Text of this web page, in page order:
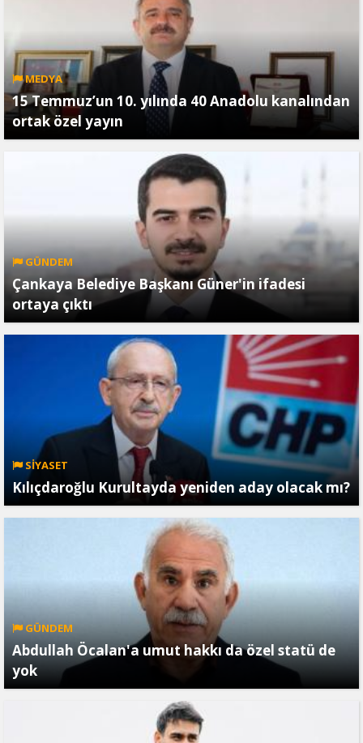
MEDYA
15 Temmuz’un 10. yılında 40 Anadolu kanalından
ortak özel yayın
GÜNDEM
Çankaya Belediye Başkanı Güner'in ifadesi
ortaya çıktı
SİYASET
Kılıçdaroğlu Kurultayda yeniden aday olacak mı?
GÜNDEM
Abdullah Öcalan'a umut hakkı da özel statü de
yok